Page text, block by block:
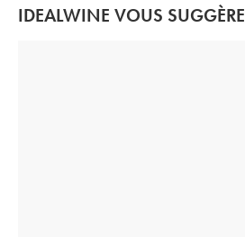
IDEALWINE VOUS SUGGÈRE